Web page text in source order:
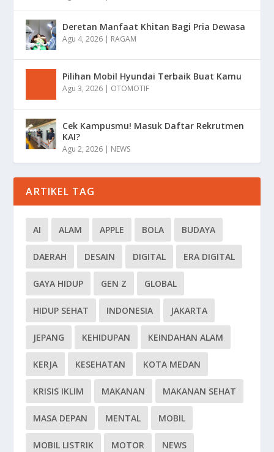
Deretan Manfaat Khitan Bagi Pria Dewasa
Agu 4, 2026 | RAGAM
Pilihan Mobil Hyundai Terbaik Buat Kamu
Agu 3, 2026 | OTOMOTIF
Cek Kampusmu! Masuk Daftar Rekrutmen
KAI?
Agu 2, 2026 | NEWS
ARTIKEL TAG
AI ALAM APPLE BOLA BUDAYA
DAERAH DESAIN DIGITAL ERA DIGITAL
GAYA HIDUP GEN Z GLOBAL
HIDUP SEHAT INDONESIA JAKARTA
JEPANG KEHIDUPAN KEINDAHAN ALAM
KERJA KESEHATAN KOTA MEDAN
KRISIS IKLIM MAKANAN MAKANAN SEHAT
MASA DEPAN MENTAL MOBIL
MOBIL LISTRIK MOTOR NEWS